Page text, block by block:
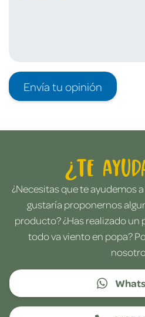
Envía tu opinión
¿Te
¿Necesitas que te ayudemos
gustaría proponernos
producto? ¿Has realizado un
todo va viento en popa?